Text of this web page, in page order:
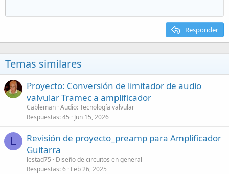
Responder
Temas similares
Proyecto: Conversión de limitador de audio
valvular Tramec a amplificador
Cableman Audio: Tecnología valvular
Respuestas 45 Jun 15, 2026
L
Revisión de proyecto_preamp para Amplificador
Guitarra
lestad75
Diseño de circuitos en general
Respuestas 6 Feb 26, 2025